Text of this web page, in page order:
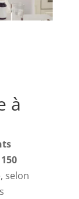
à
150
selon